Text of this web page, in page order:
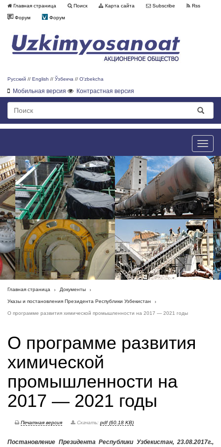
Главная страница Поиск Карта сайта Subscribe Rss
Форум Форум
Русский // English // Ўзбекча // O'zbekcha
Мобильная версия Контрастная версия
Toggle
Главная страница Документы
Указы и постановления Президента Республики Узбекистан
О программе развития химической промышленности на 2017 — 2021 годы
О программе развития
химической
промышленности на
2017 — 2021 годы
Печатная версия Скачать: pdf (60.18 KB)
Постановление Президента Республики Узбекистан, 23.08.2017г.,